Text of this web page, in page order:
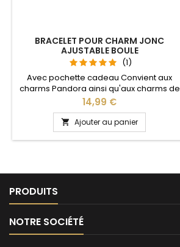
BRACELET POUR CHARM JONC
AJUSTABLE BOULE
(1)
Avec pochette cadeau Convient aux
charms Pandora ainsi qu'aux charms de
notre site idéal pour : Noël, Saint Valentin,
anniversaire, anniversaire de mariage La
partie ajustable se détache d'un coté
pour passer les charms par simple
pression sur le bouton Ajustable pour
Prix
14,99 €
 Ajouter au panier
PRODUITS
NOTRE SOCIÉTÉ